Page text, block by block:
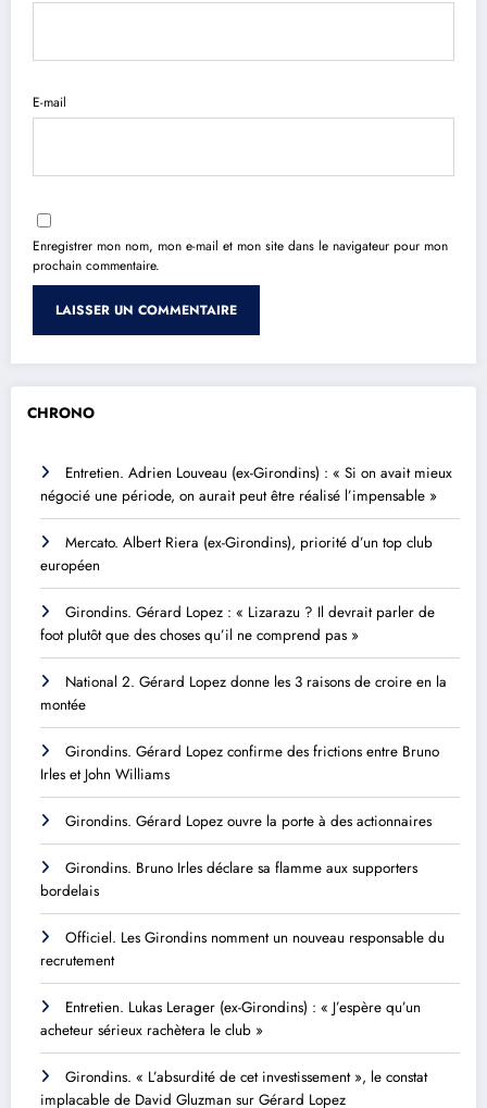
E-mail
Enregistrer mon nom, mon e-mail et mon site dans le navigateur pour mon
prochain commentaire.
CHRONO
Entretien. Adrien Louveau (ex-Girondins) : « Si on avait mieux
négocié une période, on aurait peut être réalisé l’impensable »
Mercato. Albert Riera (ex-Girondins), priorité d’un top club
européen
Girondins. Gérard Lopez : « Lizarazu ? Il devrait parler de
foot plutôt que des choses qu’il ne comprend pas »
National 2. Gérard Lopez donne les 3 raisons de croire en la
montée
Girondins. Gérard Lopez confirme des frictions entre Bruno
Irles et John Williams
Girondins. Gérard Lopez ouvre la porte à des actionnaires
Girondins. Bruno Irles déclare sa flamme aux supporters
bordelais
Officiel. Les Girondins nomment un nouveau responsable du
recrutement
Entretien. Lukas Lerager (ex-Girondins) : « J’espère qu’un
acheteur sérieux rachètera le club »
Girondins. « L’absurdité de cet investissement », le constat
implacable de David Gluzman sur Gérard Lopez